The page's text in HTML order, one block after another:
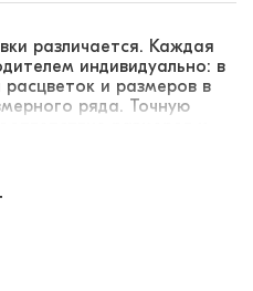
различается. Каждая
индивидуально: в
и размеров в
ряда. Точную
возможным.